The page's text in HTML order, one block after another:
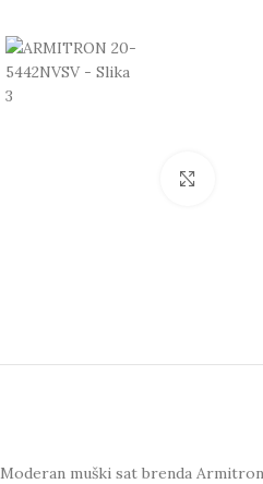
Moderan muški sat brenda